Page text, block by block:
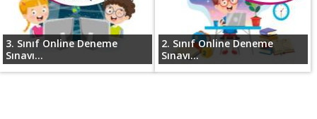
3. Sınıf Online Deneme
Sınavı...
2. Sınıf Online Deneme
Sınavı...